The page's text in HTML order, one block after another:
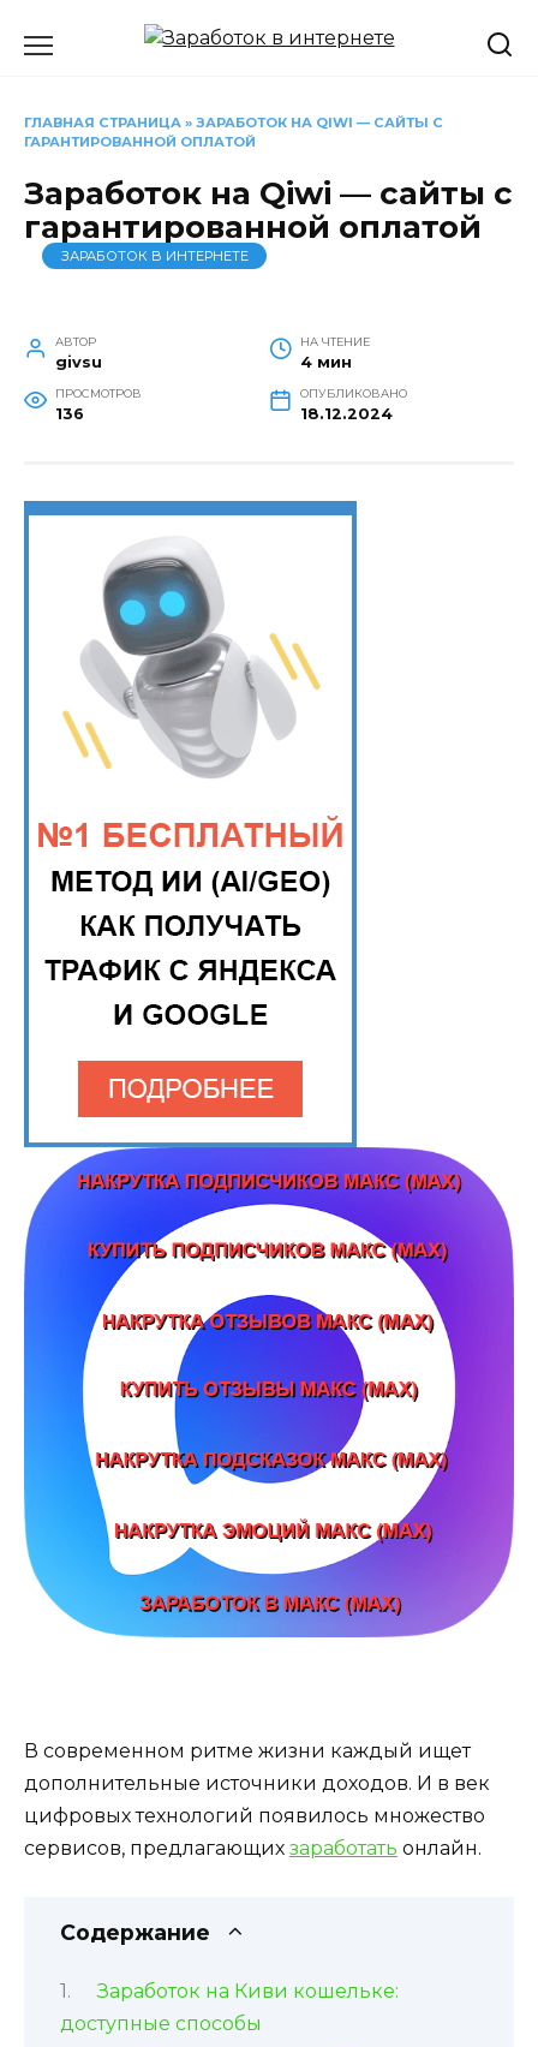
ГЛАВНАЯ СТРАНИЦА » ЗАРАБОТОК НА QIWI — САЙТЫ С
ГАРАНТИРОВАННОЙ ОПЛАТОЙ
Заработок на Qiwi — сайты с
гарантированной оплатой
ЗАРАБОТОК В ИНТЕРНЕТЕ
АВТОР
givsu
НА ЧТЕНИЕ
4 мин
ПРОСМОТРОВ
136
ОПУБЛИКОВАНО
18.12.2024
В современном ритме жизни каждый ищет
дополнительные источники доходов. И в век
цифровых технологий появилось множество
сервисов, предлагающих заработать онлайн.
Содержание
Заработок на Киви кошельке:
доступные способы